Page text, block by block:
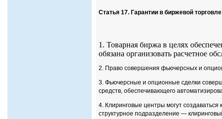
Статья 17. Гарантии в биржевой
1. Товарная биржа в целях
обязана организовать расчетное
2. Право совершения фьючерсных и
3. Фьючерсные и опционные сделки
средств, обеспечивающего
4. Клиринговые центры могут
структурное подразделение —